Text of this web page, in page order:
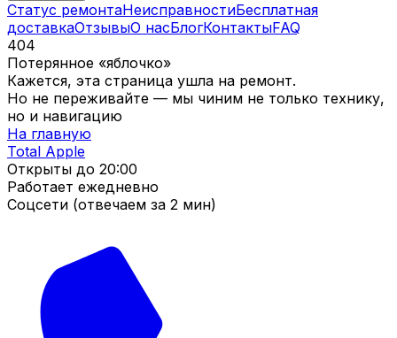
Статус ремонтаНеисправностиБесплатная
доставкаОтзывыО насБлогКонтактыFAQ
404
Потерянное «яблочко»
Кажется, эта страница ушла на ремонт.
Но не переживайте — мы чиним не только технику,
но и навигацию
На главную
Total Apple
Открыты до 20:00
Работает ежедневно
Соцсети (отвечаем за 2 мин)